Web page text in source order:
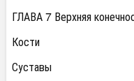
ГЛАВА 7 Верхняя
Кости
Суставы